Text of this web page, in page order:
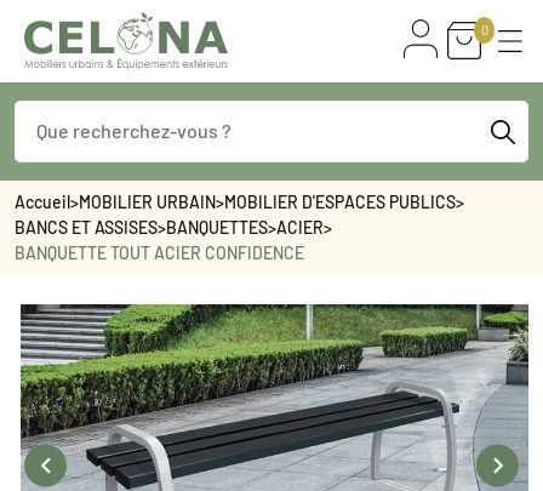
0
Accueil>MOBILIER URBAIN>MOBILIER D'ESPACES PUBLICS>
BANCS ET ASSISES>BANQUETTES>ACIER>
BANQUETTE TOUT ACIER CONFIDENCE
 